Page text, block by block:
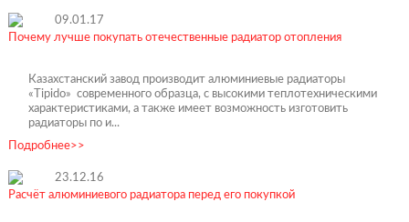
09.01.17
Почему лучше покупать отечественные радиатор отопления
Казахстанский завод производит алюминиевые радиаторы
«Tipido» современного образца, с высокими теплотехническими
характеристиками, а также имеет возможность изготовить
радиаторы по и...
Подробнее>>
23.12.16
Расчёт алюминиевого радиатора перед его покупкой